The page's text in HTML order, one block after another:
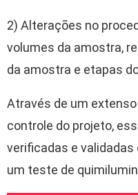
2) Alterações no
volumes da amostra,
da amostra e etapas
Através de um
controle do projeto,
verificadas e
um teste de